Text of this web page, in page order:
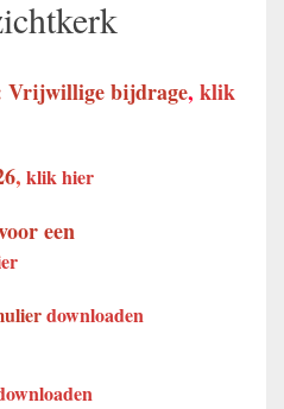
Vrijwillige bijdrage, klik
, klik hier
een
downloaden